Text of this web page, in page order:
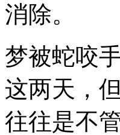
消除。
梦被蛇咬
这两天，
往往是不